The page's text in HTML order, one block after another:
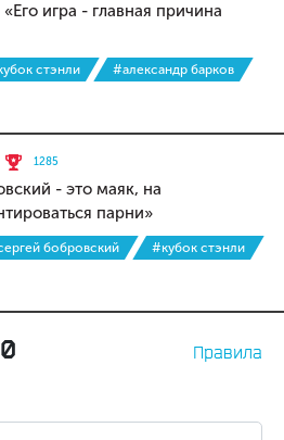
игра - главная причина
стэнли
#александр барков
1285
- это маяк, на
парни»
бобровский
#кубок стэнли
Правила